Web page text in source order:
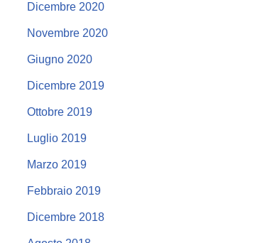
Dicembre 2020
Novembre 2020
Giugno 2020
Dicembre 2019
Ottobre 2019
Luglio 2019
Marzo 2019
Febbraio 2019
Dicembre 2018